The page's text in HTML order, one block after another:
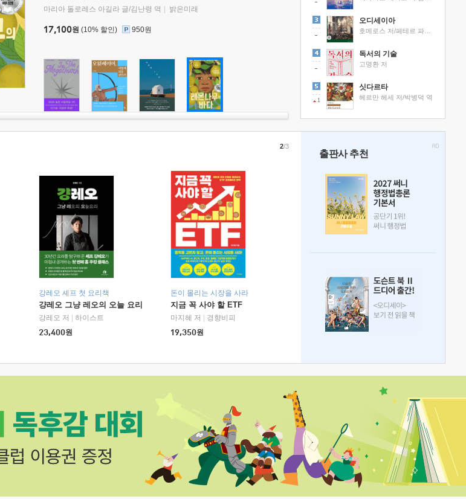
마리아 돌로레스 아길라 글/김난령 역 밝은미래
17,100원 (10% 할인) 950원
오디세이아
독서의 기술
고명환 저
1
싯다르타
헤르만 헤세 저/박병덕 역
강레오 셰프 첫 요리책
걍레오 그냥 레오의 오늘 요리
강레오 저
하이스트
23,400원
돈이 몰리는 시장을 사라
지금 꼭 사야 할 ETF
마지혜 저
경향비피
19,350원
2/3
출판사 추천